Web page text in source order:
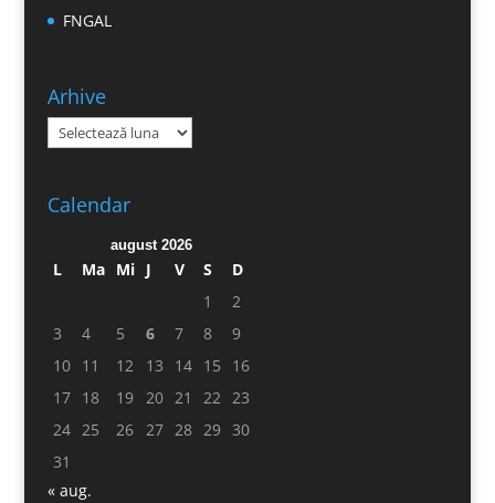
FNGAL
Arhive
Arhive
Calendar
august 2026
L Ma Mi J V S
D
1
2
3
4 5 6 7 8
9
10
11 12 13 14 15
16
17
18 19 20 21 22 23
24 25 26 27 28 29 30
31
« aug.